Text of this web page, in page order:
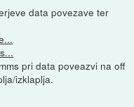
data povezave ter
pri data poveazvi na off
izklaplja.